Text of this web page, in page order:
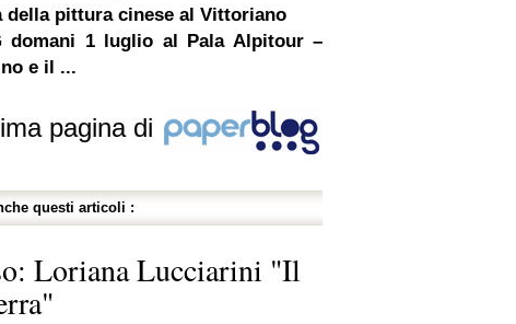
della pittura cinese al Vittoriano
domani 1 luglio al Pala Alpitour –
e il ...
pagina di
questi articoli :
Loriana Lucciarini "Il